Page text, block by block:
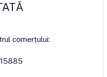
comerțului: